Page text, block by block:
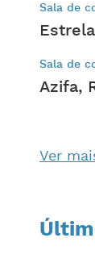
Sala de
Sala de
Azifa,
Ver